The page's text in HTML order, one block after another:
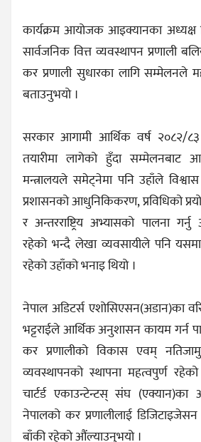
कार्यक्रम आयोजक आइक्यानका अध्यक्ष
सार्वजनिक वित्त व्यवस्थापन प्रणाली
कर प्रणाली सुधारका लागि सम्मेलनले
बताउनुभयो ।
सरकार आगामी आर्थिक वर्ष २०८२/
तयारीमा लागेको हुँदा सम्मेलनबाट
मन्त्रालयले समेट्नेमा पनि उहाँले
प्रशासनको आधुनिकिकरण, प्रविधिको
र अन्तरराष्ट्रिय अभ्यासको पालना
रहेको भन्दै लेखा व्यवसायीले पनि
रहेको उहाँको भनाइ थियो ।
नेपाल अडिटर्स एशोसिएसन(अडान)का
भट्टराईले आर्थिक अनुशासन कायम गर्न
कर प्रणालीको विकास एवम्
व्यवस्थापनको स्थापना महत्वपुर्ण
चार्टर्ड एकाउन्टेन्टस् संघ
नेपालको कर प्रणालीलाई
बाँकी रहेको औंल्याउनुभयो ।